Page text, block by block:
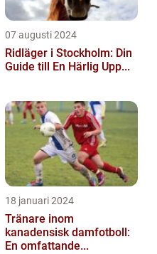
07 augusti 2024
Ridläger i Stockholm: Din
Guide till En Härlig Upp...
18 januari 2024
Tränare inom
kanadensisk damfotboll:
En omfattande...